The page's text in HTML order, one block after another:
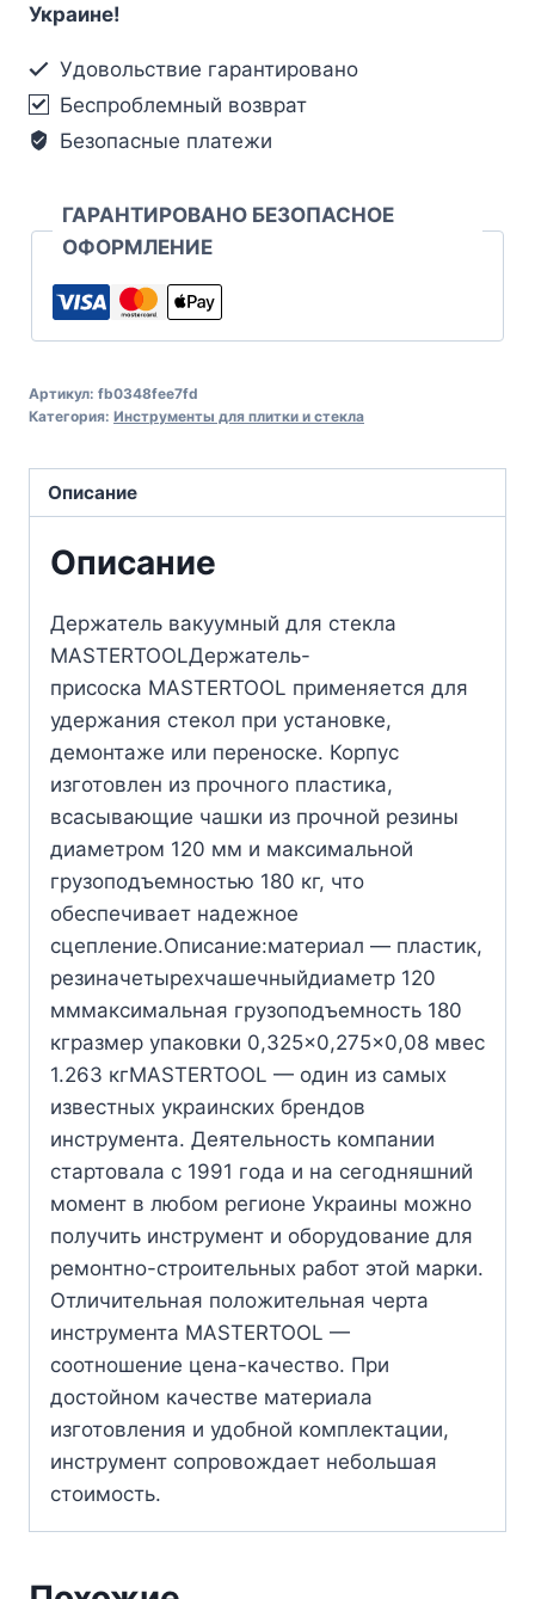
Украине!
Удовольствие гарантировано
Беспроблемный возврат
Безопасные платежи
ГАРАНТИРОВАНО БЕЗОПАСНОЕ
ОФОРМЛЕНИЕ
Артикул: fb0348fee7fd
Категория: Инструменты для плитки и стекла
Описание
Описание
Держатель вакуумный для стекла
MASTERTOOLДержатель-
присоска MASTERTOOL применяется для
удержания стекол при установке,
демонтаже или переноске. Корпус
изготовлен из прочного пластика,
всасывающие чашки из прочной резины
диаметром 120 мм и максимальной
грузоподъемностью 180 кг, что
обеспечивает надежное
сцепление.Описание:материал — пластик,
резиначетырехчашечныйдиаметр 120
мммаксимальная грузоподъемность 180
кгразмер упаковки 0,325×0,275×0,08 мвес
1.263 кгMASTERTOOL — один из самых
известных украинских брендов
инструмента. Деятельность компании
стартовала с 1991 года и на сегодняшний
момент в любом регионе Украины можно
получить инструмент и оборудование для
ремонтно-строительных работ этой марки.
Отличительная положительная черта
инструмента MASTERTOOL —
соотношение цена-качество. При
достойном качестве материала
изготовления и удобной комплектации,
инструмент сопровождает небольшая
стоимость.